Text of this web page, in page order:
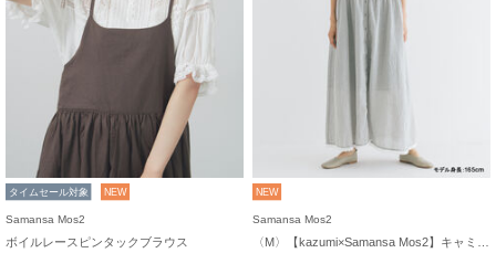
タイムセール対象 NEW
Samansa Mos2
ボイルレースピンタックブラウス
NEW
Samansa Mos2